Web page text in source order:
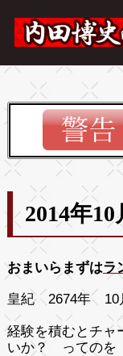
2014年10
おまいらまずはラ
皇紀 2674年 10
経験を積むとチャ
いか？ ってのを